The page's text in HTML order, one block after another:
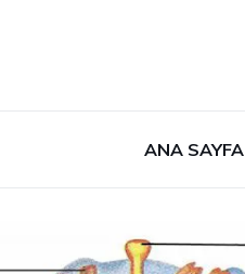
ANA SAYFA